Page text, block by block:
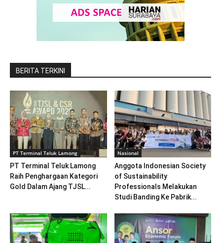
BERITA TERKINI
PT Terminal Teluk Lamong
PT Terminal Teluk Lamong
Raih Penghargaan Kategori
Gold Dalam Ajang TJSL...
Nasional
Anggota Indonesian Society
of Sustainability
Professionals Melakukan
Studi Banding Ke Pabrik...